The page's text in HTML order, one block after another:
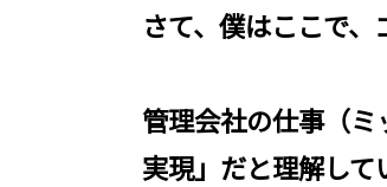
さて、僕はここで、
管理会社の仕事（
実現」だと理解して